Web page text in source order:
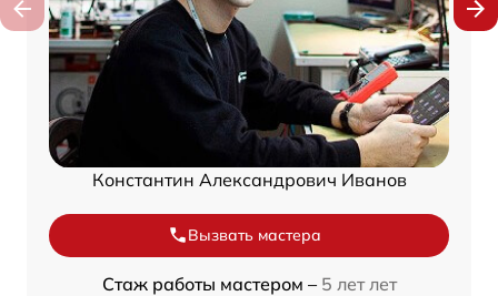
Константин Александрович Иванов
Вызвать мастера
Стаж работы мастером – 5 лет лет